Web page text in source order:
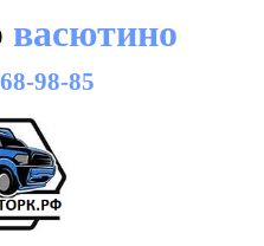
васютино
98-85